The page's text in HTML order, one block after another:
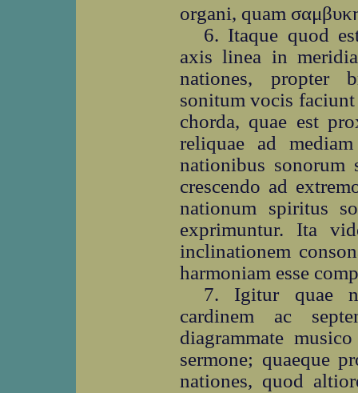
organi, quam
6. Itaque quod
axis linea in
nationes, propter
sonitum vocis
chorda, quae est
reliquae ad
nationibus sonorum
crescendo ad
nationum spiritus
exprimuntur. Ita
inclinationem
harmoniam esse
7. Igitur quae
cardinem ac
diagrammate
sermone; quaeque
nationes, quod